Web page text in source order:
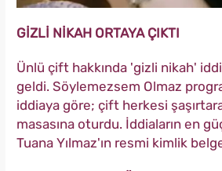
GİZLİ NİKAH ORTAYA ÇIKTI
Ünlü çift hakkında 'gizli nikah'
geldi. Söylemezsem Olmaz
iddiaya göre; çift herkesi
masasına oturdu. İddiaların en
Tuana Yılmaz'ın resmi kimlik